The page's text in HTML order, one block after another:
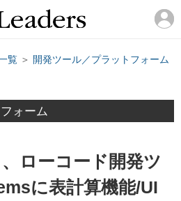
覧 ＞ 開発ツール／プラットフォーム
ォーム
ローコード開発ツ
に表計算機能/UI